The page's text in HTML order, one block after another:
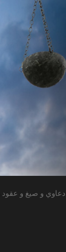
دعاوي و صيغ و عقود